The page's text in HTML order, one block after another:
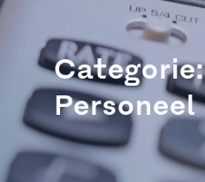
Categorie:
Personeel